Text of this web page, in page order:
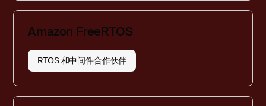
Amazon FreeRTOS
RTOS 和中间件合作伙伴